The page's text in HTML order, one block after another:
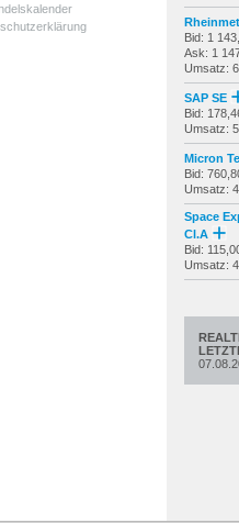
Bid: 1
Ask: 1
Umsatz:
SAP SE
Bid:
Umsatz:
Micron
Bid:
Umsatz:
Space
Cl.A
Bid:
Umsatz: